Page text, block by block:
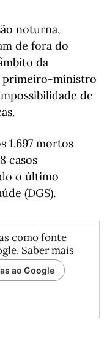
noturna,
de fora do
da
primeiro-ministro
de
1.697 mortos
casos
o último
(DGS).
como fonte
Saber mais
ao Google